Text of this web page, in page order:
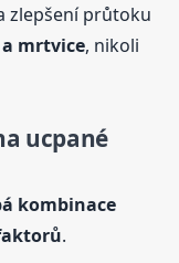
zlepšení průtoku
mrtvice, nikoli
ucpané
kombinace
.